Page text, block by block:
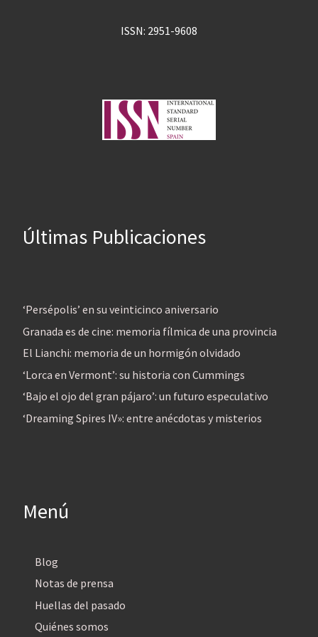
ISSN: 2951-9608
Últimas Publicaciones
‘Persépolis’ en su veinticinco aniversario
Granada es de cine: memoria fílmica de una provincia
El Lianchi: memoria de un hormigón olvidado
‘Lorca en Vermont’: su historia con Cummings
‘Bajo el ojo del gran pájaro’: un futuro especulativo
‘Dreaming Spires IV»: entre anécdotas y misterios
Menú
Blog
Notas de prensa
Huellas del pasado
Quiénes somos